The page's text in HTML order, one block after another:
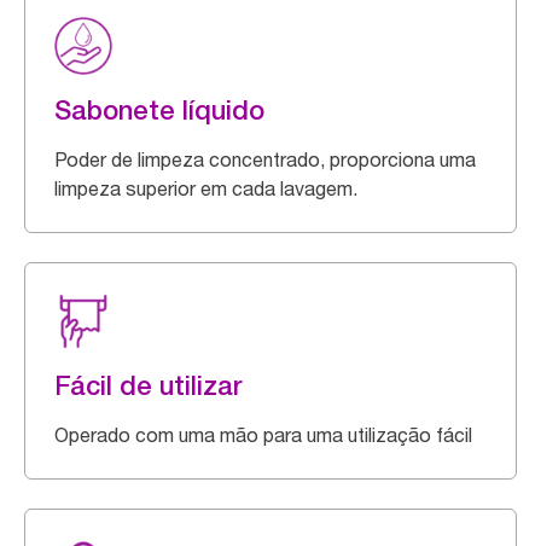
Sabonete líquido
Poder de limpeza concentrado, proporciona uma
limpeza superior em cada lavagem.
Fácil de utilizar
Operado com uma mão para uma utilização fácil